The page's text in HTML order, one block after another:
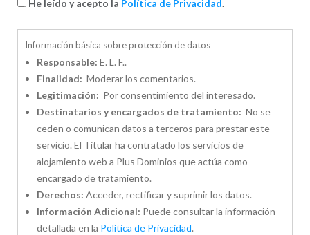
He leído y acepto la Política de Privacidad.
Información básica sobre protección de datos
Responsable: E. L. F..
Finalidad: Moderar los comentarios.
Legitimación: Por consentimiento del interesado.
Destinatarios y encargados de tratamiento: No se
ceden o comunican datos a terceros para prestar este
servicio. El Titular ha contratado los servicios de
alojamiento web a Plus Dominios que actúa como
encargado de tratamiento.
Derechos: Acceder, rectificar y suprimir los datos.
Información Adicional: Puede consultar la información
detallada en la Política de Privacidad.